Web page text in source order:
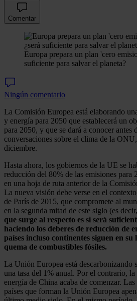
Comentar
Europa prepara un plan 'cero
suficiente para salvar el planeta?
Ningún comentario
La Comisión Europea está elaborando
y energía para 2050 que establecerá un
para 2050, y que se dará a conocer antes
conversaciones sobre el clima de la
diciembre.
Hasta ahora, los gobiernos de la UE se
reducción del 80% de las emisiones para
en una hoja de ruta anterior de la
La nueva visión debe verse en el
de París de 2015, que compromete al
en la segunda mitad de este siglo (es
que surge al respecto es si será
haciendo los deberes de reducción de
países incluso continentes siguen en su
quema de combustibles fósiles.
La Unión Europea está descarbonizando
una tasa del 1% anual. Por el contrario,
energía de China acaba de comenzar.
países que forman la Unión Europea